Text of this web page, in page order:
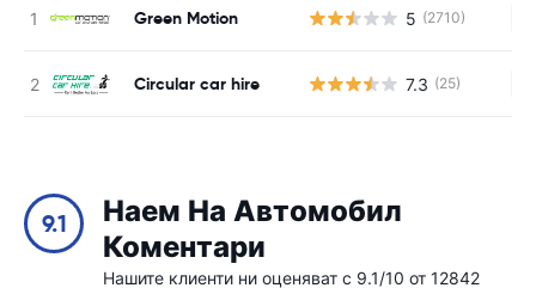
Green Motion 5 (2710)
Circular car hire 7.3 (25)
9.1
Наем На Автомобил
Коментари
Нашите клиенти ни оценяват с 9.1/10 от 12842